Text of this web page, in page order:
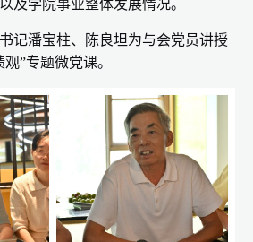
及学院事业整体发展情况。
记潘宝柱、陈良坦为与会党员讲授
”专题微党课。